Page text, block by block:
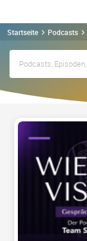
Startseite Podcasts